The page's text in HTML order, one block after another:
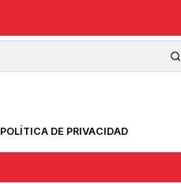
POLÍTICA DE PRIVACIDAD